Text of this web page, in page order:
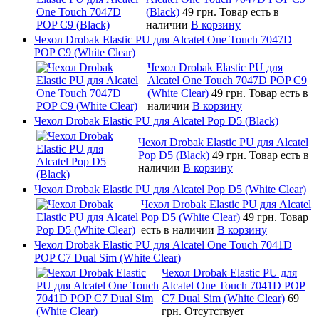
(Black) 49 грн. Товар есть в
наличии В корзину
Чехол Drobak Elastic PU для Alcatel One Touch 7047D
POP C9 (White Clear)
Чехол Drobak Elastic PU для
Alcatel One Touch 7047D POP C9
(White Clear) 49 грн. Товар есть в
наличии В корзину
Чехол Drobak Elastic PU для Alcatel Pop D5 (Black)
Чехол Drobak Elastic PU для Alcatel
Pop D5 (Black) 49 грн. Товар есть в
наличии В корзину
Чехол Drobak Elastic PU для Alcatel Pop D5 (White Clear)
Чехол Drobak Elastic PU для Alcatel
Pop D5 (White Clear) 49 грн. Товар
есть в наличии В корзину
Чехол Drobak Elastic PU для Alcatel One Touch 7041D
POP C7 Dual Sim (White Clear)
Чехол Drobak Elastic PU для
Alcatel One Touch 7041D POP
C7 Dual Sim (White Clear) 69
грн. Отсутствует